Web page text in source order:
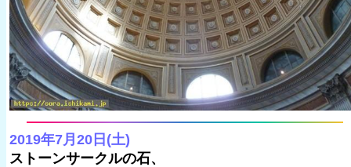
2019年7月20日(土)
ストーンサークルの石、